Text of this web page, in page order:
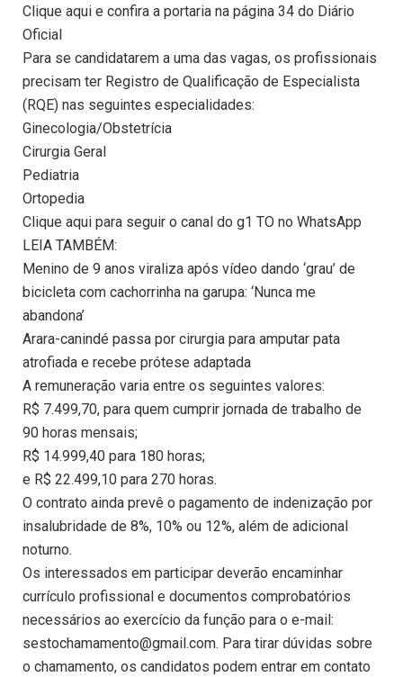
Clique aqui e confira a portaria na página 34 do Diário
Oficial
Para se candidatarem a uma das vagas, os profissionais
precisam ter Registro de Qualificação de Especialista
(RQE) nas seguintes especialidades:
Ginecologia/Obstetrícia
Cirurgia Geral
Pediatria
Ortopedia
Clique aqui para seguir o canal do g1 TO no WhatsApp
LEIA TAMBÉM:
Menino de 9 anos viraliza após vídeo dando ‘grau’ de
bicicleta com cachorrinha na garupa: ‘Nunca me
abandona’
Arara-canindé passa por cirurgia para amputar pata
atrofiada e recebe prótese adaptada
A remuneração varia entre os seguintes valores:
R$ 7.499,70, para quem cumprir jornada de trabalho de
90 horas mensais;
R$ 14.999,40 para 180 horas;
e R$ 22.499,10 para 270 horas.
O contrato ainda prevê o pagamento de indenização por
insalubridade de 8%, 10% ou 12%, além de adicional
noturno.
Os interessados em participar deverão encaminhar
currículo profissional e documentos comprobatórios
necessários ao exercício da função para o e-mail:
sestochamamento@gmail.com. Para tirar dúvidas sobre
o chamamento, os candidatos podem entrar em contato